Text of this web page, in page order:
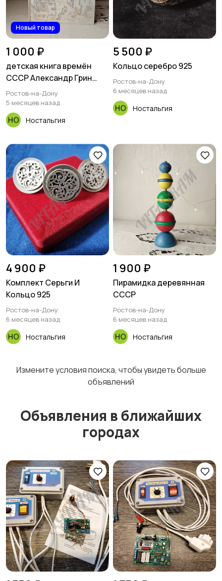
Новый товар
1 000 ₽
детская книга времён
СССР Александр Грин
алые паруса
Ростов-на-Дону
5 месяцев назад
Ностальгия
5 500 ₽
Кольцо серебро 925
Ростов-на-Дону
6 месяцев назад
Ностальгия
4 900 ₽
Комплект Серьги И
Кольцо 925
Ростов-на-Дону
6 месяцев назад
Ностальгия
1 900 ₽
Пирамидка деревянная
СССР
Ростов-на-Дону
6 месяцев назад
Ностальгия
Измените условия поиска, чтобы увидеть больше
объявлений
Объявления в ближайших
городах